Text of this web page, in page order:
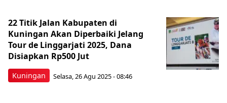
Kuningan
22 Titik Jalan Kabupaten di
Kuningan Akan Diperbaiki Jelang
Tour de Linggarjati 2025, Dana
Disiapkan Rp500 Jut
Selasa, 26 Agu 2025 - 08:46